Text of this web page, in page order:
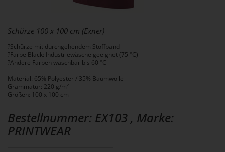
Schürze 100 x 100 cm (Exner)
?Schürze mit durchgehendem Stoffband
?Farbe Black: Industriewäsche geeignet (75 °C)
?Andere Farben waschbar bis 60 °C
Material: 65% Polyester / 35% Baumwolle
Grammatur: 220 g/m²
Größen: 100 x 100 cm
Bestellnummer: EX103 , Marke:
PRINTWEAR